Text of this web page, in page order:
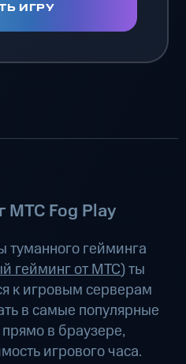
ИГРУ
МТС Fog Play
гейминга
гейминг от МТС) ты
к игровым серверам
в самые популярные
в браузере,
игрового часа.